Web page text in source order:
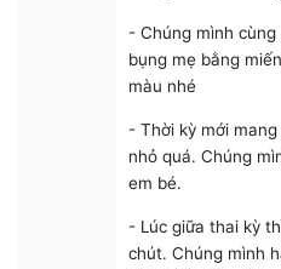
- Chúng mình
bụng mẹ bằng
màu nhé
- Thời kỳ mới
nhỏ quá. Chúng
em bé.
- Lúc giữa thai kỳ
chút. Chúng mình